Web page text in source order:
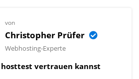
von
Christopher Prüfer
Webhosting-Experte
vertrauen kannst